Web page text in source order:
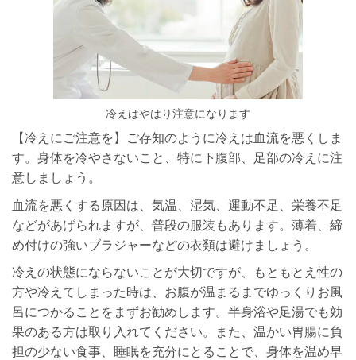
冷えはやはり注意になります
【冷えにご注意を】ご存知のように冷えは血流を悪くしま
す。身体を冷やさないこ と、特に下腹部、足部の冷えに注
意しましょう。
血流を悪くする原因は、気温、湿気、運動不足、栄養不足
などがあげられますが、普段の服装もあります。薄着、締
め付けの強いブラジャーなどの衣類は避けましょう。
冷えの状態にならないことが大切ですが、もともとえ性の
方や冷えてしまった時は、お腹が温まるまでゆっくりお風
呂につかることをまずお勧めします。半身浴や足湯でも効
果のある方は取り入れてください。また、温かい胃腸に負
担の少ない食事、
睡眠を充分にとることで、身体を温め早